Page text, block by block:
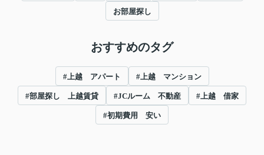
お部屋探し
おすすめのタグ
#上越 アパート #上越 マンション
#部屋探し 上越賃貸 #JCルーム 不動産 #上越 借家
#初期費用 安い